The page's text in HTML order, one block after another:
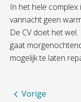
In het hele complex
vannacht geen
De CV doet het
gaat
mogelijk te laten
Vorige